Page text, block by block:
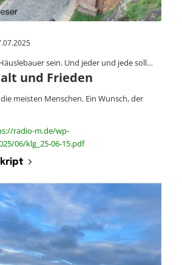
sein. Und jeder und jede soll…
und Frieden
meisten Menschen. Ein Wunsch, der
radio-m.de/wp-
06/klg_25-06-15.pdf